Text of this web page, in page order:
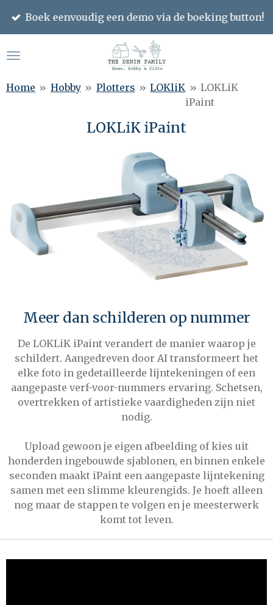
Ga
de
Boek eenvoudig een demo via de boeking button!
Home » Hobby » Plotters » LOKliK » LOKLiK
iPaint
LOKLiK iPaint
Meer dan schilderen op nummer
De LOKLiK iPaint verandert de manier waarop je
schildert. Aangedreven door AI transformeert het
elke foto in gedetailleerde lijntekeningen of een
aangepaste verf-voor-nummers ervaring. Schetsen,
overtrekken of artistieke vaardigheden zijn niet
nodig.
Upload gewoon je eigen afbeelding of kies uit
honderden ingebouwde sjablonen, en binnen enkele
seconden maakt iPaint een aangepaste lijntekening
samen met een slimme kleurengids. Je hoeft alleen
nog maar de stappen te volgen en je meesterwerk
komt tot leven.